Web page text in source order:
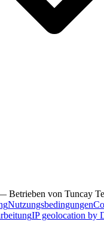
Betrieben von Tuncay
Nutzungsbedingungen
IP geolocation by